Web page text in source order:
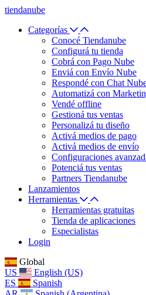
tiendanube
Categorías
Conocé Tiendanube
Configurá tu tienda
Cobrá con Pago Nube
Enviá con Envío Nube
Respondé con Chat
Automatizá con
Vendé offline
Gestioná tus ventas
Personalizá tu diseño
Activá medios de pago
Activá medios de envío
Configuraciones
Potenciá tus ventas
Partners Tiendanube
Lanzamientos
Herramientas
Herramientas gratuitas
Tienda de aplicaciones
Especialistas
Login
Global
US
English (US)
ES
Spanish